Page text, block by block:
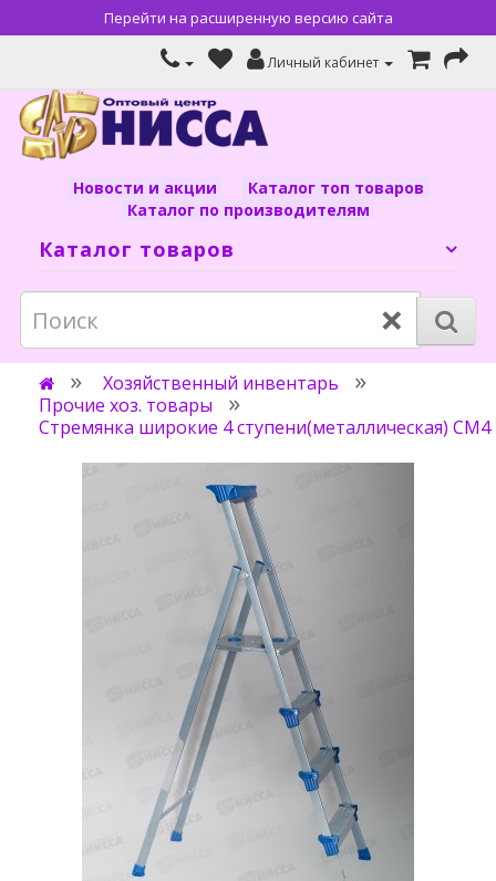
Перейти на расширенную версию сайта
Личный кабинет
Новости и акции
Каталог топ товаров
Каталог по производителям
Каталог товаров
×
Хозяйственный инвентарь
Прочие хоз. товары
Стремянка широкие 4 ступени(металлическая) СМ4